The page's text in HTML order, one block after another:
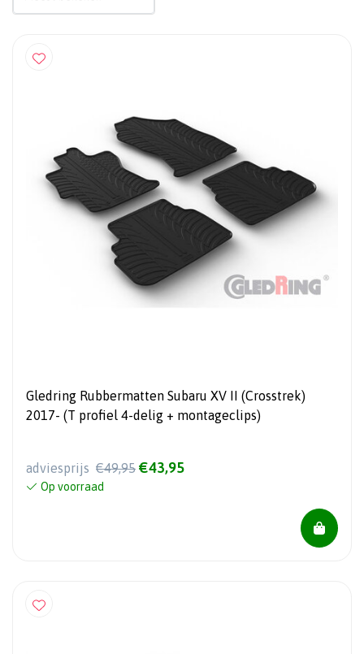
Gledring Rubbermatten Subaru XV II (Crosstrek)
2017- (T profiel 4-delig + montageclips)
adviesprijs €49,95 €43,95
Op voorraad